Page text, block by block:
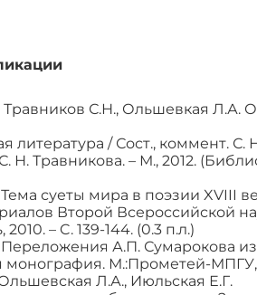
Травников С.Н., Ольшевкая Л.А.
литература / Сост., коммент. С.
Н. Травникова. – М., 2012.
суеты мира в поэзии XVIII
Второй Всероссийской
2010. – C. 139-144. (0.3 п.л.)
Переложения А.П. Сумарокова
монография. М.:Прометей-МПГУ,
Л.А., Июльская Е.Г.